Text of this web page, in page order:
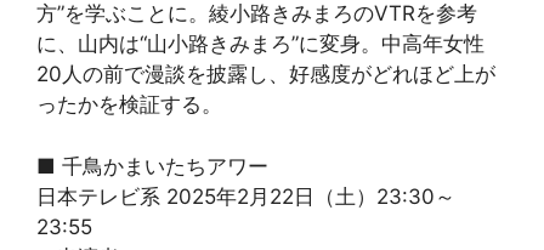
方”を学ぶことに。綾小路きみまろのVTRを参考
に、山内は“山小路きみまろ”に変身。中高年女性
20人の前で漫談を披露し、好感度がどれほど上が
ったかを検証する。
■ 千鳥かまいたちアワー
日本テレビ系 2025年2月22日（土）23:30～
23:55